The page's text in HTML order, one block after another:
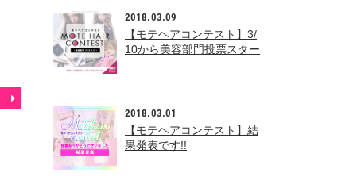
2018.03.09
【モテヘアコンテスト】3/
10から美容部門投票スター
2018.03.01
【モテヘアコンテスト】結
果発表です!!